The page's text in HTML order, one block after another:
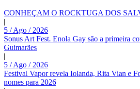
CONHEÇAM O ROCKTUGA DOS
|
5 / Ago / 2026
Sonus Art Fest. Enola Gay são a primeira
Guimarães
|
5 / Ago / 2026
Festival Vapor revela Iolanda, Rita Vian e
nomes para 2026